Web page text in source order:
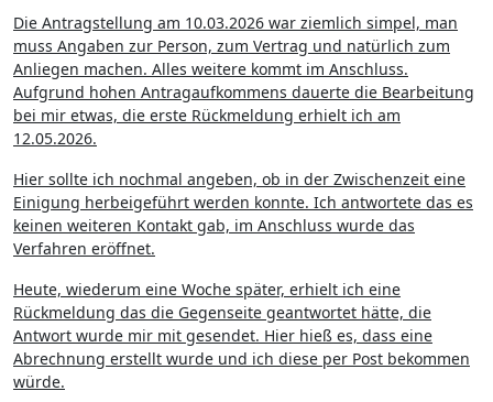
Die Antragstellung am 10.03.2026 war ziemlich simpel, man
muss Angaben zur Person, zum Vertrag und natürlich zum
Anliegen machen. Alles weitere kommt im Anschluss.
Aufgrund hohen Antragaufkommens dauerte die Bearbeitung
bei mir etwas, die erste Rückmeldung erhielt ich am
12.05.2026.
Hier sollte ich nochmal angeben, ob in der Zwischenzeit eine
Einigung herbeigeführt werden konnte. Ich antwortete das es
keinen weiteren Kontakt gab, im Anschluss wurde das
Verfahren eröffnet.
Heute, wiederum eine Woche später, erhielt ich eine
Rückmeldung das die Gegenseite geantwortet hätte, die
Antwort wurde mir mit gesendet. Hier hieß es, dass eine
Abrechnung erstellt wurde und ich diese per Post bekommen
würde.